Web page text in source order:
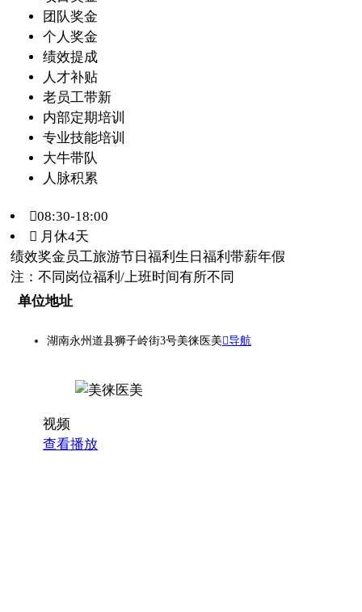
团队奖金
个人奖金
绩效提成
人才补贴
老员工带新
内部定期培训
专业技能培训
大牛带队
人脉积累
08:30-18:00
 月休4天
绩效奖金 员工旅游节日福利 生日福利 带薪年假
注：不同岗位福利/上班时间有所不同
单位地址
湖南永州道县狮子岭街3号美徕医美导航
视频
查看播放